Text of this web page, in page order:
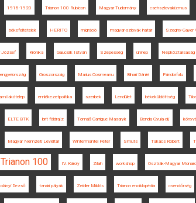
1918-1920 Trianon 100 Rubicon Magyar Tudomány csehszlovakizmus
békefeltételek HERITO migráció magyar-szlovák határ Szeghy-Gayer
József Krónika Gaucsík István Szepesség ünnep Népköztársaság
Oroszország Marius Cosmeanu Bihari Dániel Pándorfalu
lakótelep emlékezetpolitika szerbek Lendület békeküldöttség
ELTE BTK brit földrajz Tomáš Garrigue Masaryk Benda Gyula-díj
Magyar Nemzeti Levéltár Wintermantel Péter Smuts Takács Róbert
Trianon 100 IV. Károly Zilah workshop Osztrák-Magyar
Dezső tanári pályák Zeidler Miklós Trianon enciklopédia csendőrség